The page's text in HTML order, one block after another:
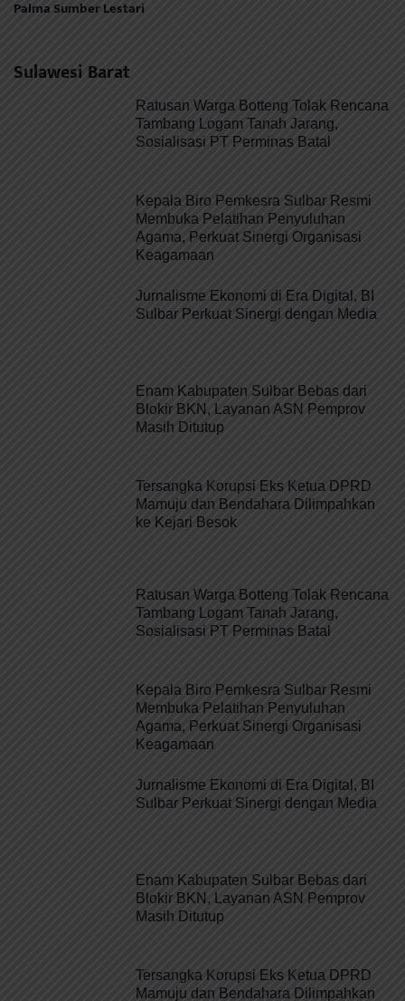
Palma Sumber Lestari
Sulawesi Barat
Ratusan Warga Botteng Tolak Rencana
Tambang Logam Tanah Jarang,
Sosialisasi PT Perminas Batal
Kepala Biro Pemkesra Sulbar Resmi
Membuka Pelatihan Penyuluhan
Agama, Perkuat Sinergi Organisasi
Keagamaan
Jurnalisme Ekonomi di Era Digital, BI
Sulbar Perkuat Sinergi dengan Media
Enam Kabupaten Sulbar Bebas dari
Blokir BKN, Layanan ASN Pemprov
Masih Ditutup
Tersangka Korupsi Eks Ketua DPRD
Mamuju dan Bendahara Dilimpahkan
ke Kejari Besok
Ratusan Warga Botteng Tolak Rencana
Tambang Logam Tanah Jarang,
Sosialisasi PT Perminas Batal
Kepala Biro Pemkesra Sulbar Resmi
Membuka Pelatihan Penyuluhan
Agama, Perkuat Sinergi Organisasi
Keagamaan
Jurnalisme Ekonomi di Era Digital, BI
Sulbar Perkuat Sinergi dengan Media
Enam Kabupaten Sulbar Bebas dari
Blokir BKN, Layanan ASN Pemprov
Masih Ditutup
Tersangka Korupsi Eks Ketua DPRD
Mamuju dan Bendahara Dilimpahkan